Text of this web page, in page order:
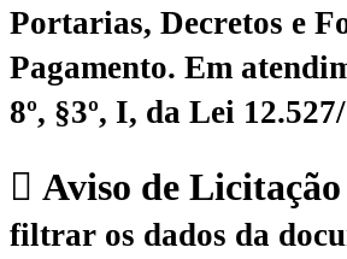
Portarias, Decretos e
Pagamento. Em
8º, §3º, I, da Lei
Aviso de Licitação
filtrar os dados da